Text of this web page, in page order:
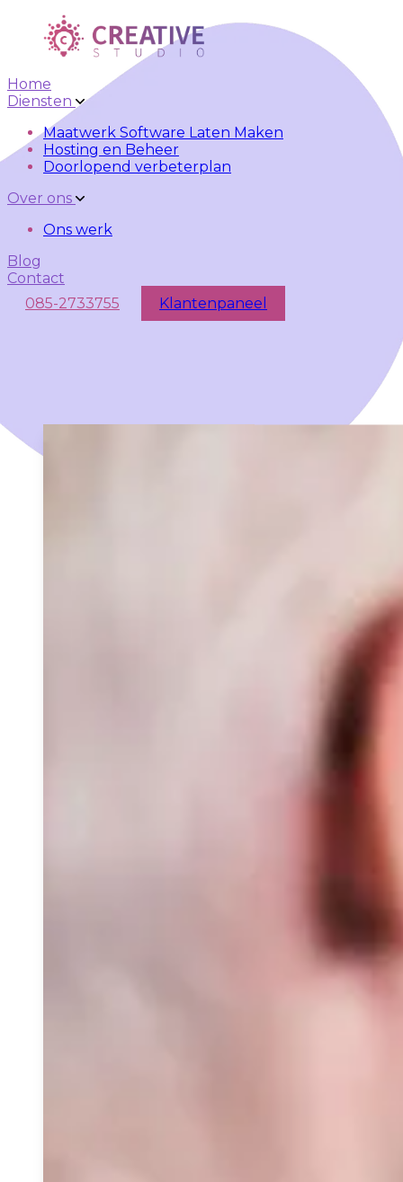
Skip to main content Skip to navigation
Home
Diensten
Maatwerk Software Laten Maken
Hosting en Beheer
Doorlopend verbeterplan
Over ons
Ons werk
Blog
Contact
085-2733755
Klantenpaneel